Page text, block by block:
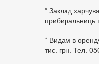
* Заклад
прибиральниць
* Видам в
тис. грн. Тел.